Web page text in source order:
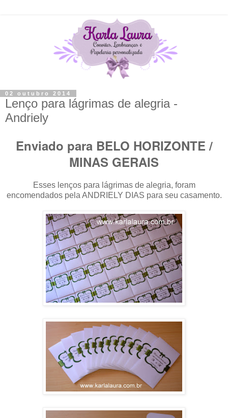
02 outubro 2014
Lenço para lágrimas de alegria -
Andriely
Enviado para BELO HORIZONTE /
MINAS GERAIS
Esses lenços para lágrimas de alegria, foram
encomendados pela ANDRIELY DIAS para seu casamento.